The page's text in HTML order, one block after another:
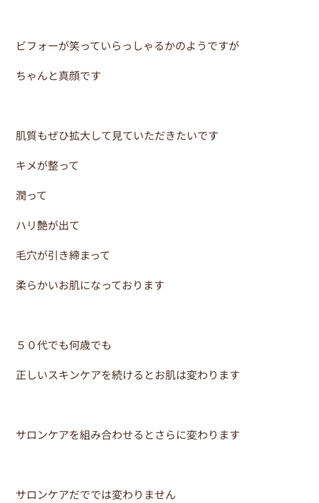
ビフォーが笑っていらっしゃるかのようですが
ちゃんと真顔です
肌質もぜひ拡大して見ていただきたいです
キメが整って
潤って
ハリ艶が出て
毛穴が引き締まって
柔らかいお肌になっております
５０代でも何歳でも
正しいスキンケアを続けるとお肌は変わります
サロンケアを組み合わせるとさらに変わります
サロンケアだででは変わりません